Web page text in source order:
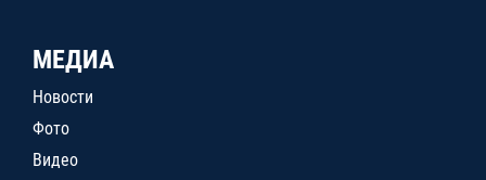
МЕДИА
Новости
Фото
Видео